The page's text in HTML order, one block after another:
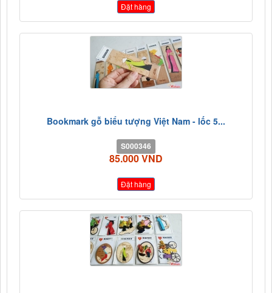
Đặt hàng
Bookmark gỗ biểu tượng Việt Nam - lốc 5...
S000346
85.000 VND
Đặt hàng